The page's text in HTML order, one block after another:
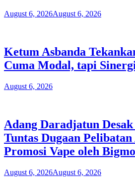
August 6, 2026August 6, 2026
Ketum Asbanda
Cuma Modal, tapi
August 6, 2026
Adang Daradjatun
Tuntas Dugaan
Promosi Vape oleh Bigmo
August 6, 2026August 6, 2026